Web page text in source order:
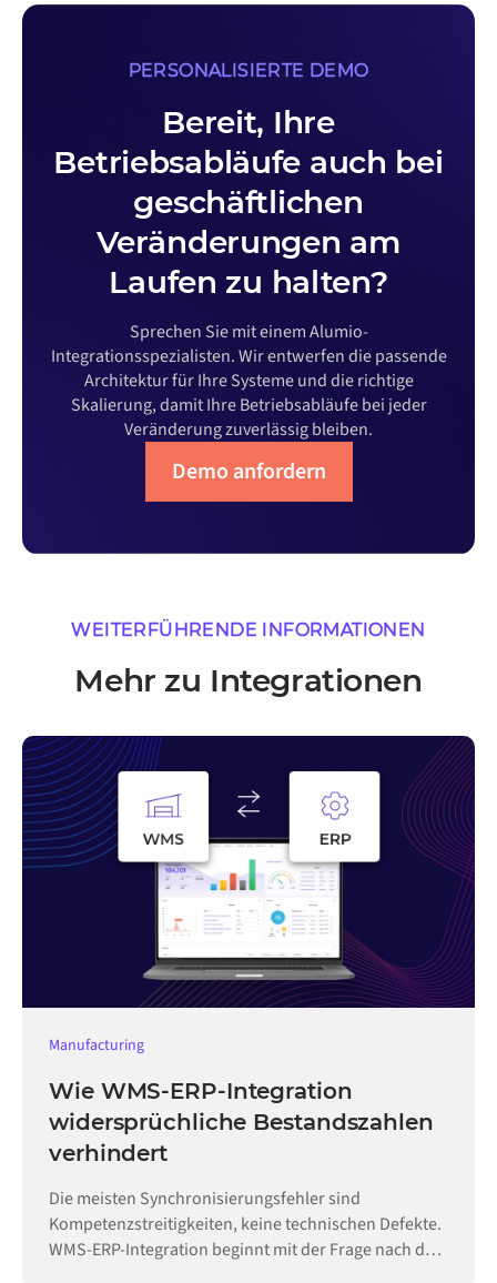
PERSONALISIERTE DEMO
Bereit, Ihre
Betriebsabläufe auch bei
geschäftlichen
Veränderungen am
Laufen zu halten?
Sprechen Sie mit einem Alumio-
Integrationsspezialisten. Wir entwerfen die passende
Architektur für Ihre Systeme und die richtige
Skalierung, damit Ihre Betriebsabläufe bei jeder
Veränderung zuverlässig bleiben.
Demo anfordern
WEITERFÜHRENDE INFORMATIONEN
Mehr zu Integrationen
Manufacturing
Wie WMS-ERP-Integration
widersprüchliche Bestandszahlen
verhindert
Die meisten Synchronisierungsfehler sind
Kompetenzstreitigkeiten, keine technischen Defekte.
WMS-ERP-Integration beginnt mit der Frage nach der